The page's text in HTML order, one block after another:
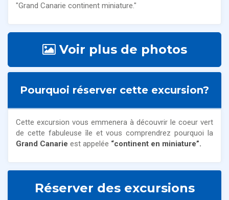
"Grand Canarie continent miniature."
Voir plus de photos
Pourquoi réserver cette excursion?
Cette excursion vous emmenera à découvrir le coeur vert
de cette fabuleuse île et vous comprendrez pourquoi la
Grand Canarie est appelée “continent en miniature”.
Réserver des excursions